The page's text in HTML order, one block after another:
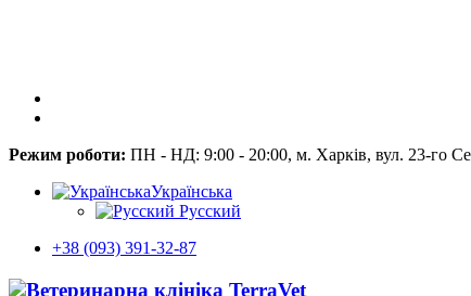
Режим роботи: ПН - НД: 9:00 - 20:00, м. Харків, вул. 23-го
Українська
Русский
+38 (093) 391-32-87